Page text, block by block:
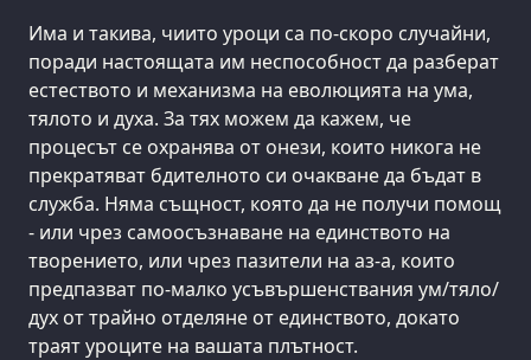
Има и такива, чиито уроци са по-скоро случайни,
поради настоящата им неспособност да разберат
естеството и механизма на еволюцията на ума,
тялото и духа. За тях можем да кажем, че
процесът се охранява от онези, които никога не
прекратяват бдителното си очакване да бъдат в
служба. Няма същност, която да не получи помощ
- или чрез самоосъзнаване на единството на
творението, или чрез пазители на аз-а, които
предпазват по-малко усъвършенствания ум/тяло/
дух от трайно отделяне от единството, докато
траят уроците на вашата плътност.